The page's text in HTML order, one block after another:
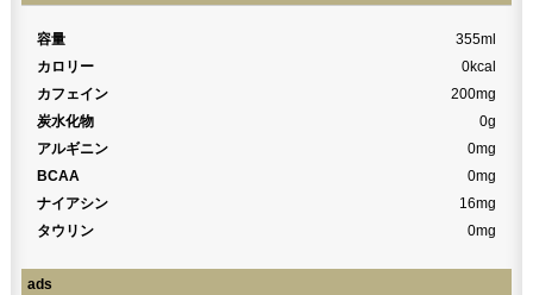
容量
355ml
カロリー
0kcal
カフェイン
200mg
炭水化物
0g
アルギニン
0mg
BCAA
0mg
ナイアシン
16mg
タウリン
0mg
ads